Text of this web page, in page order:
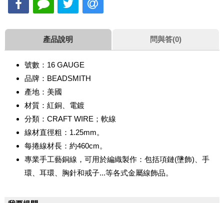
產品說明 問與答(0)
號數：16 GAUGE
品牌：BEADSMITH
產地：美國
材質：紅銅、電鍍
分類：CRAFT WIRE；軟線
線材直徑粗：1.25mm。
每捲線材長：約460cm。
專業手工藝銅線，可用於編織製作：包括項鏈(墬飾)、手
環、耳環、胸針和戒子...等各式金屬線飾品。